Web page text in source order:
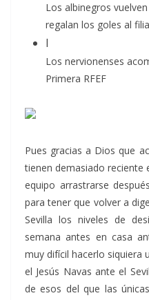
Los albinegros
regalan los goles al
Los nervionenses
Primera RFEF
Pues gracias a Dios que
tienen demasiado reciente
equipo arrastrarse
para tener que volver a
Sevilla los niveles de
semana antes en casa
muy difícil hacerlo siquiera
el Jesús Navas ante el
de esos del que las